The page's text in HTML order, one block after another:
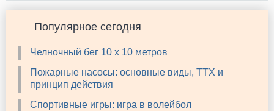
Популярное сегодня
Челночный бег 10 х 10 метров
Пожарные насосы: основные виды, ТТХ и
принцип действия
Спортивные игры: игра в волейбол